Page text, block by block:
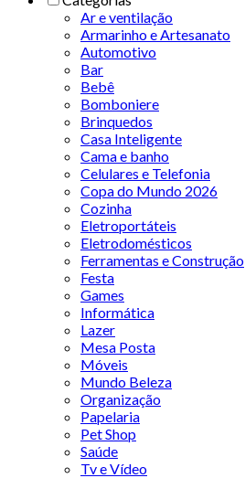
Ar e ventilação
Armarinho e Artesanato
Automotivo
Bar
Bebê
Bomboniere
Brinquedos
Casa Inteligente
Cama e banho
Celulares e Telefonia
Copa do Mundo 2026
Cozinha
Eletroportáteis
Eletrodomésticos
Ferramentas e Construção
Festa
Games
Informática
Lazer
Mesa Posta
Móveis
Mundo Beleza
Organização
Papelaria
Pet Shop
Saúde
Tv e Vídeo